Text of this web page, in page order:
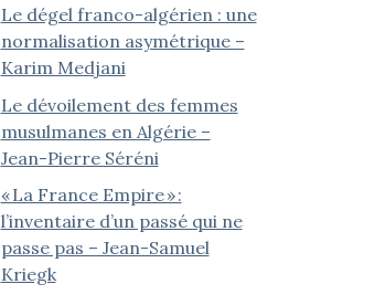
Le dégel franco-algérien : une
normalisation asymétrique –
Karim Medjani
Le dévoilement des femmes
musulmanes en Algérie –
Jean-Pierre Séréni
« La France Empire » :
l’inventaire d’un passé qui ne
passe pas – Jean-Samuel
Kriegk